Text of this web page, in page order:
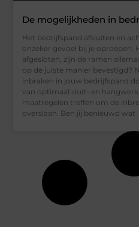
De mogelijkheden in
Het bedrijfspand afsluiten en
onzeker gevoel bij je oproepen.
afgesloten, zijn de ramen
op de juiste manier bevestigd?
inbraken in jouw bedrijfspand
van optimaal sluit- en
maatregelen treffen om de
overslaan. Ben jij benieuwd wat